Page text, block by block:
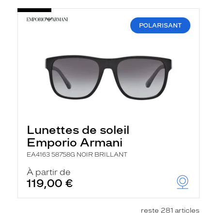
POLARISANT
Lunettes de soleil
Emporio Armani
EA4163 58758G NOIR BRILLANT
À partir de
119,00 €
reste 281 articles